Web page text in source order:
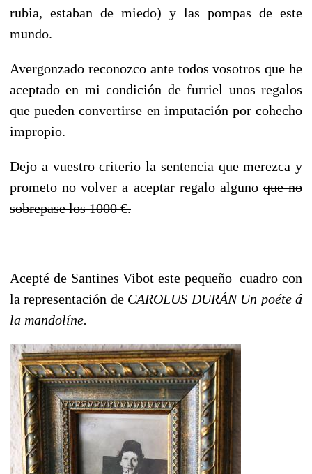
rubia, estaban de miedo) y las pompas de este
mundo.
Avergonzado reconozco ante todos vosotros que he
aceptado en mi condición de furriel unos regalos
que pueden convertirse en imputación por cohecho
impropio.
Dejo a vuestro criterio la sentencia que merezca y
prometo no volver a aceptar regalo algunoque no
sobrepase los 1000 €.
Acepté de Santines Vibot este pequeño cuadro con
la representación de CAROLUS DURÁN Un poéte á
la mandolíne.